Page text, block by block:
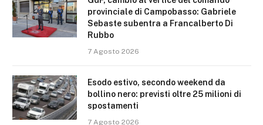
provinciale di Campobasso: Gabriele
Sebaste subentra a Francalberto Di
Rubbo
7 Agosto 2026
Esodo estivo, secondo weekend da
bollino nero: previsti oltre 25 milioni di
spostamenti
7 Agosto 2026